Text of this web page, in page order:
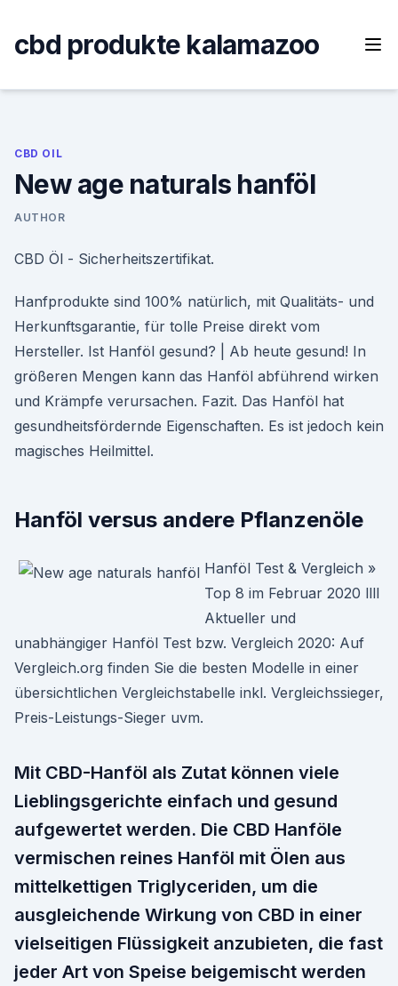
content
cbd produkte kalamazoo
CBD OIL
New age naturals hanföl
AUTHOR
CBD Öl - Sicherheitszertifikat.
Hanfprodukte sind 100% natürlich, mit Qualitäts- und
Herkunftsgarantie, für tolle Preise direkt vom
Hersteller. Ist Hanföl gesund? | Ab heute gesund! In
größeren Mengen kann das Hanföl abführend wirken
und Krämpfe verursachen. Fazit. Das Hanföl hat
gesundheitsfördernde Eigenschaften. Es ist jedoch kein
magisches Heilmittel.
Hanföl versus andere Pflanzenöle
Hanföl Test & Vergleich »
Top 8 im Februar 2020 llll
Aktueller und
unabhängiger Hanföl Test bzw. Vergleich 2020: Auf
Vergleich.org finden Sie die besten Modelle in einer
übersichtlichen Vergleichstabelle inkl. Vergleichssieger,
Preis-Leistungs-Sieger uvm.
Mit CBD-Hanföl als Zutat können viele
Lieblingsgerichte einfach und gesund
aufgewertet werden. Die CBD Hanföle
vermischen reines Hanföl mit Ölen aus
mittelkettigen Triglyceriden, um die
ausgleichende Wirkung von CBD in einer
vielseitigen Flüssigkeit anzubieten, die fast
jeder Art von Speise beigemischt werden